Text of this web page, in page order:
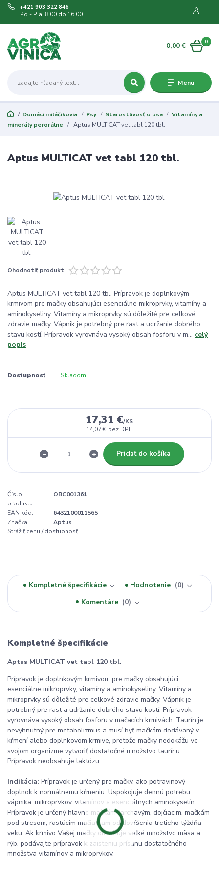
Menu
+421 903 322 846
Po - Pia: 8:00 do 16:00
0
0,00 €
Domáci miláčikovia Psy Starostlivosť o psa
Vitamíny a
minerály perorálne
Aptus MULTICAT vet tabl 120 tbl.
Aptus MULTICAT vet tabl 120 tbl.
Ohodnotiť produkt
Aptus MULTICAT vet tabl 120 tbl. Prípravok je doplnkovým
krmivom pre mačky obsahujúci esenciálne mikroprvky, vitamíny a
aminokyseliny. Vitamíny a mikroprvky sú dôležité pre celkové
zdravie mačky. Vápnik je potrebný pre rast a udržanie dobrého
stavu kostí. Prípravok vyrovnáva vysoký obsah fosforu v m... celý
popis
Dostupnosť Skladom
17,31 €/KS
14,07 € bez DPH
Pridať do košíka
Číslo
produktu:
OBC001361
EAN kód:
6432100011565
Značka:
Aptus
Strážiť cenu / dostupnosť
Kompletné špecifikácie Hodnotenie
0
Komentáre
0
Kompletné špecifikácie
Aptus MULTICAT vet tabl 120 tbl.
Prípravok je doplnkovým krmivom pre mačky obsahujúci
esenciálne mikroprvky, vitamíny a aminokyseliny. Vitamíny a
mikroprvky sú dôležité pre celkové zdravie mačky. Vápnik je
potrebný pre rast a udržanie dobrého stavu kostí. Prípravok
vyrovnáva vysoký obsah fosforu v mačacích krmivách. Taurín je
nevyhnutný pre metabolizmus a musí byť mačkám dodávaný v
kŕmení alebo doplnkovom krmive, pretože mačky nedokážu vo
svojom organizme vytvoriť dostatočné množstvo taurínu.
Prípravok neobsahuje laktózu.
Indikácia: Prípravok je určený pre mačky, ako potravinový
doplnok k normálnemu kŕmeniu. Uspokojuje dennú potrebu
vápnika, mikroprvkov, vitamínov a esenciálnych aminokyselín.
Prípravok je určený hlavne mačkám ťarchavým, dojčiacim, mačkám
pod stresom, rastúcim mačiatkam od dovŕšenia tretieho týždňa
veku. Ak krmivo Vašej mačky obsahuje veľké množstvo mäsa a
rýb, podávajte prípravok k zaisteniu prísunu dostatočného
množstva vitamínov a mikroprvkov.